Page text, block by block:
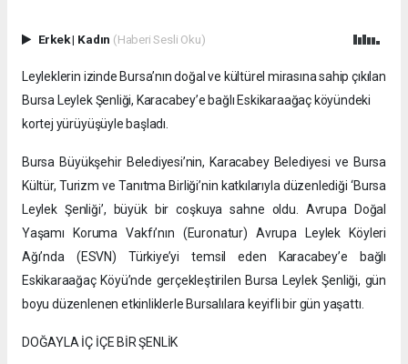
Erkek| Kadın (Haberi Sesli Oku)
Leyleklerin izinde Bursa’nın doğal ve kültürel mirasına sahip çıkılan
Bursa Leylek Şenliği, Karacabey’e bağlı Eskikaraağaç köyündeki
kortej yürüyüşüyle başladı.
Bursa Büyükşehir Belediyesi’nin, Karacabey Belediyesi ve Bursa
Kültür, Turizm ve Tanıtma Birliği’nin katkılarıyla düzenlediği ‘Bursa
Leylek Şenliği’, büyük bir coşkuya sahne oldu. Avrupa Doğal
Yaşamı Koruma Vakfı’nın (Euronatur) Avrupa Leylek Köyleri
Ağı’nda (ESVN) Türkiye’yi temsil eden Karacabey’e bağlı
Eskikaraağaç Köyü’nde gerçekleştirilen Bursa Leylek Şenliği, gün
boyu düzenlenen etkinliklerle Bursalılara keyifli bir gün yaşattı.
DOĞAYLA İÇ İÇE BİR ŞENLİK